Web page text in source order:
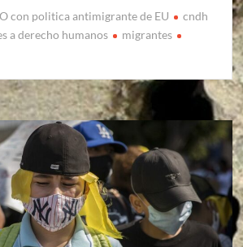
con politica antimigrante de EU
cndh
a derecho humanos
migrantes